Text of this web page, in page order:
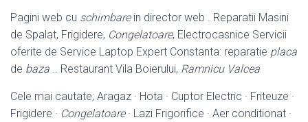
Pagini web cu schimbarein director web . Reparatii Masini
de Spalat, Frigidere, Congelatoare, Electrocasnice Servicii
oferite de Service Laptop Expert Constanta: reparatie placa
de baza .. Restaurant Vila Boierului, Ramnicu Valcea
Cele mai cautate; Aragaz · Hota · Cuptor Electric · Friteuze ·
Frigidere · Congelatoare· Lazi Frigorifice · Aer conditionat ·